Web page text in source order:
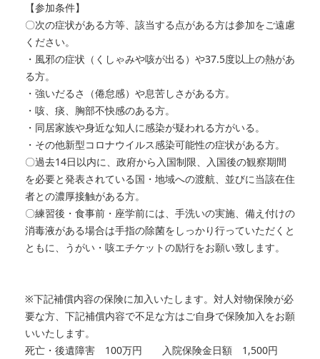
【参加条件】
〇次の症状がある方等、該当する点がある方は参加をご遠慮
ください。
・風邪の症状（くしゃみや咳が出る）や37.5度以上の熱があ
る方。
・強いだるさ（倦怠感）や息苦しさがある方。
・咳、痰、胸部不快感のある方。
・同居家族や身近な知人に感染が疑われる方がいる。
・その他新型コロナウイルス感染可能性の症状がある方。
〇過去14日以内に、政府から入国制限、入国後の観察期間
を必要と発表されている国・地域への渡航、並びに当該在住
者との濃厚接触がある方。
〇練習後・食事前・座学前には、手洗いの実施、備え付けの
消毒液がある場合は手指の除菌をしっかり行っていただくと
ともに、うがい・咳エチケットの励行をお願い致します。
※下記補償内容の保険に加入いたします。対人対物保険が必
要な方、下記補償内容で不足な方はご自身で保険加入をお願
いいたします。
死亡・後遺障害 100万円 入院保険金日額 1,500円